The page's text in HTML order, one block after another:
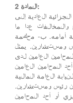
المادة 2:
عدا ما
أمامه. ب- محكمة
ومستشارين. يمثل
العامين لدى
المحامين العامين
رئيس ومستشارين.
أو أحد المحامين